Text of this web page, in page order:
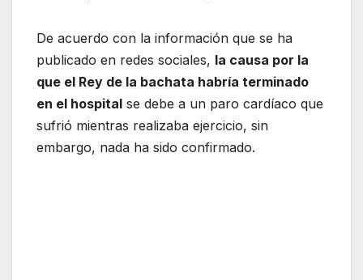
De acuerdo con la información que se ha
publicado en redes sociales, la causa por la
que el Rey de la bachata habría terminado
en el hospital se debe a un paro cardíaco que
sufrió mientras realizaba ejercicio, sin
embargo, nada ha sido confirmado.